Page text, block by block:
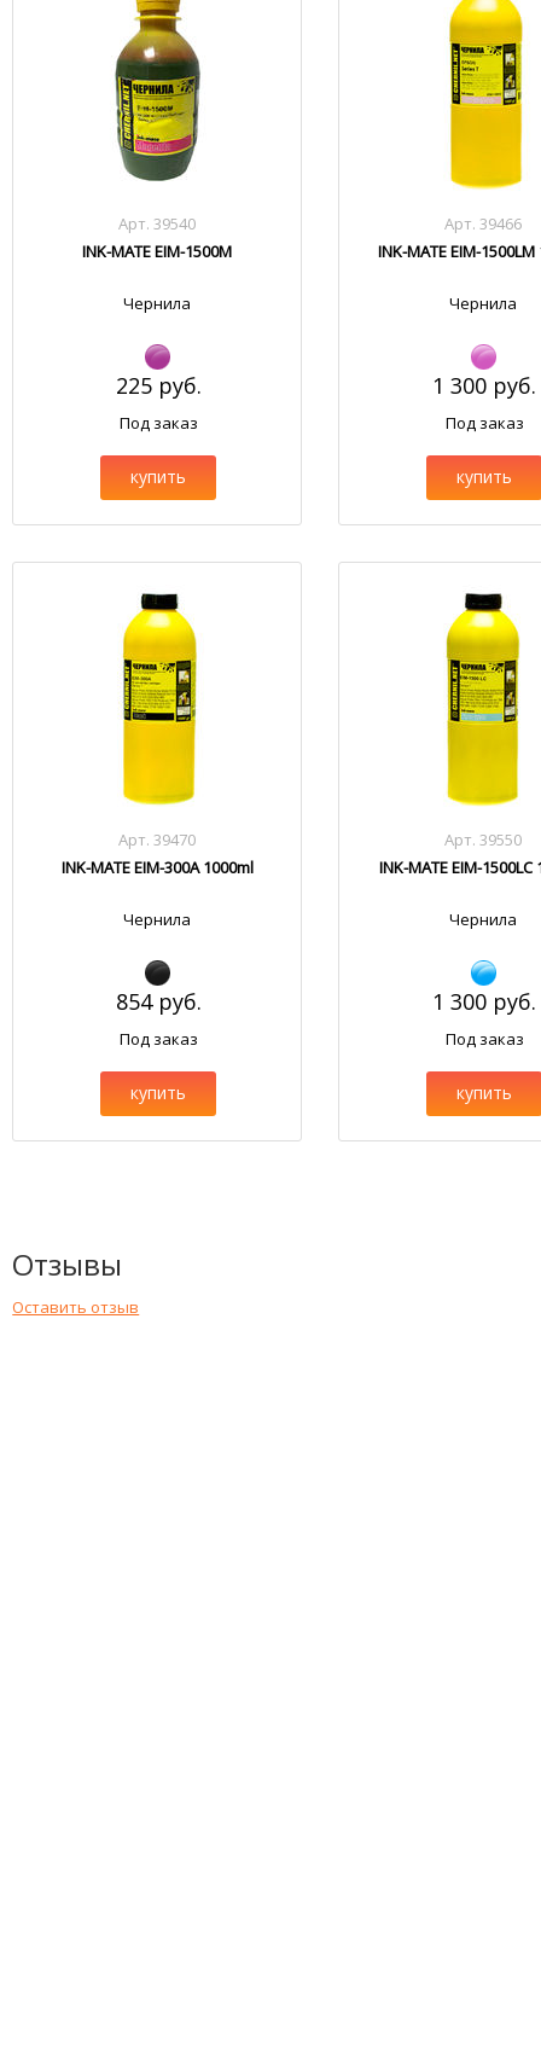
Арт. 39540
INK-MATE EIM-1500M
Чернила
225 руб.
Под заказ
купить
Арт. 39466
INK-MATE EIM-
Чернила
1 300 руб.
Под заказ
купить
Арт. 39470
INK-MATE EIM-300A 1000ml
Чернила
854 руб.
Под заказ
купить
Арт. 39550
INK-MATE EIM-1500LC
Чернила
1 300 руб.
Под заказ
купить
Отзывы
Оставить отзыв